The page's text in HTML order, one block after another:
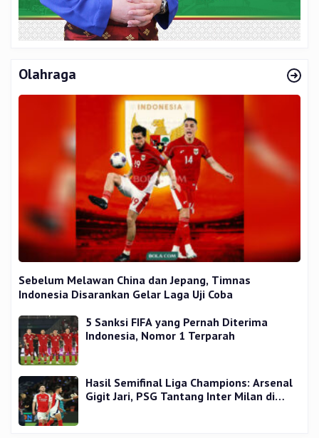
Olahraga
Sebelum Melawan China dan Jepang, Timnas
Indonesia Disarankan Gelar Laga Uji Coba
5 Sanksi FIFA yang Pernah Diterima
Indonesia, Nomor 1 Terparah
Hasil Semifinal Liga Champions: Arsenal
Gigit Jari, PSG Tantang Inter Milan di